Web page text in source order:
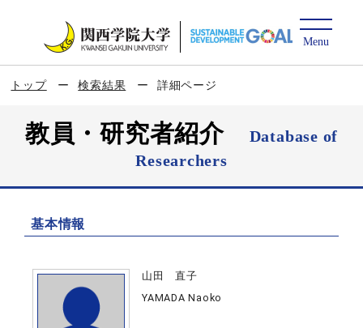
トップ 検索結果 詳細ページ
教員・研究者紹介
Database of
Researchers
基本情報
山田 直子
YAMADA Naoko